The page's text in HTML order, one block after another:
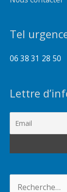
Tel
06 38 31 28 50
Lettre